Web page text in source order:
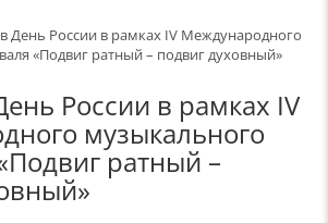
День России в рамках IV Международного
«Подвиг ратный – подвиг духовный»
России в рамках IV
музыкального
ратный –